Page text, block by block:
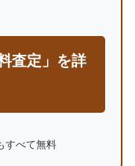
査定」を詳
すべて無料